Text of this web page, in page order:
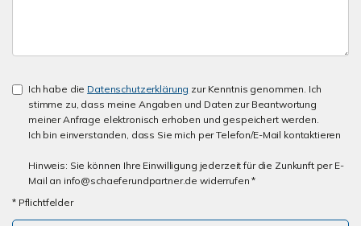
Ich habe die Datenschutzerklärung zur Kenntnis genommen. Ich
stimme zu, dass meine Angaben und Daten zur Beantwortung
meiner Anfrage elektronisch erhoben und gespeichert werden.
Ich bin einverstanden, dass Sie mich per Telefon/E-Mail kontaktieren
Hinweis: Sie können Ihre Einwilligung jederzeit für die Zunkunft per E-
Mail an info@schaeferundpartner.de widerrufen *
* Pflichtfelder